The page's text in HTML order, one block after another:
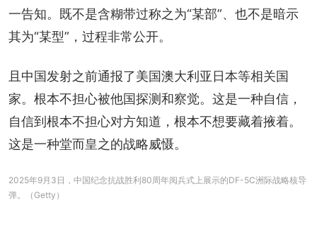
一告知。既不是含糊带过称之为“某部”、也不是暗示
其为“某型”，过程非常公开。
且中国发射之前通报了美国澳大利亚日本等相关国
家。根本不担心被他国探测和察觉。这是一种自信，
自信到根本不担心对方知道，根本不想要藏着掖着。
这是一种堂而皇之的战略威慑。
2025年9月3日，中国纪念抗战胜利80周年阅兵式上展示的DF-5C洲际战略核导
弹。（Getty）